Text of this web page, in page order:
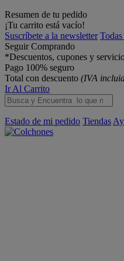
Resumen de tu pedido
¡Tu carrito está vacío!
Suscríbete a la newsletter
Seguir Comprando
*Descuentos, cupones y
Pago 100% seguro
Total con descuento (IVA
Ir Al Carrito
Estado de mi pedido Tiendas